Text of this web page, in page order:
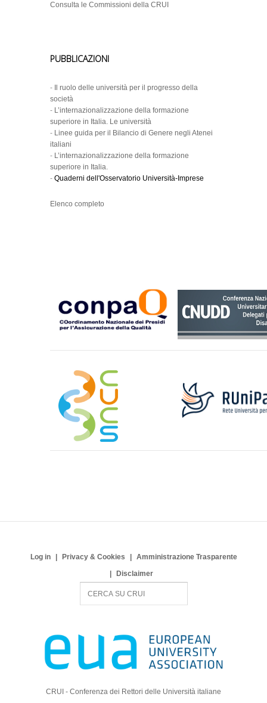
Consulta le Commissioni della CRUI
PUBBLICAZIONI
-
Il ruolo delle università per il progresso della
società
- L’internazionalizzazione della formazione
superiore in Italia. Le università
- Linee guida per il Bilancio di Genere negli Atenei
italiani
- L’internazionalizzazione della formazione
superiore in Italia.
- Quaderni dell'Osservatorio Università-Imprese
Elenco completo
Log in Privacy & Cookies
Amministrazione Trasparente
Disclaimer
c
CRUI - Conferenza dei Rettori delle Università italiane